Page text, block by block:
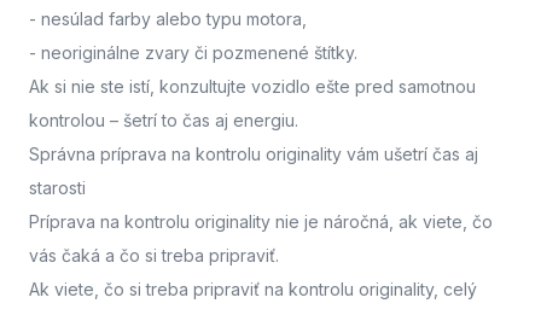
- nesúlad farby alebo typu motora,
- neoriginálne zvary či pozmenené štítky.
Ak si nie ste istí, konzultujte vozidlo ešte pred samotnou
kontrolou – šetrí to čas aj energiu.
Správna príprava na kontrolu originality vám ušetrí čas aj
starosti
Príprava na kontrolu originality nie je náročná, ak viete, čo
vás čaká a čo si treba pripraviť.
Ak viete, čo si treba pripraviť na kontrolu originality, celý